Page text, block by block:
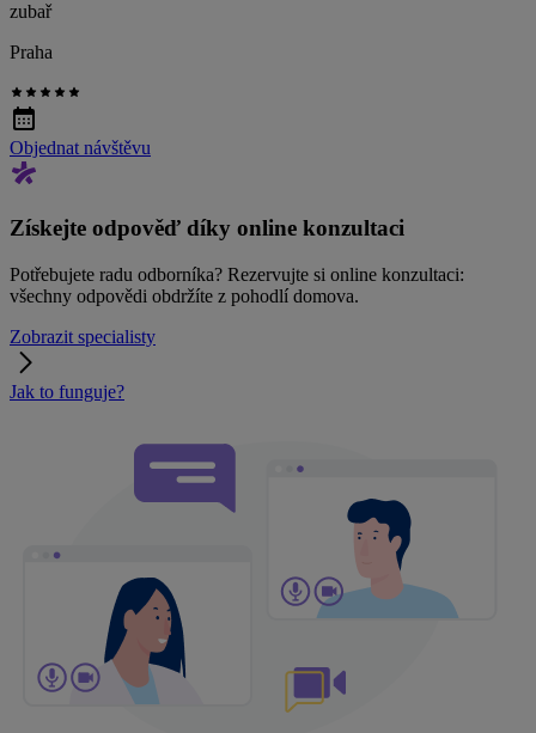
zubař
Praha
Objednat návštěvu
Získejte odpověď díky online konzultaci
Potřebujete radu odborníka? Rezervujte si online konzultaci:
všechny odpovědi obdržíte z pohodlí domova.
Zobrazit specialisty
Jak to funguje?